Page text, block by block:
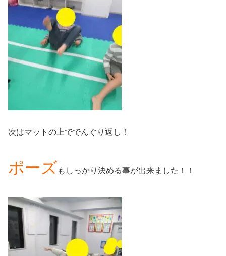
次はマットの上ででんぐり返し！
ポーズもしっかり決める事が出来ました！！